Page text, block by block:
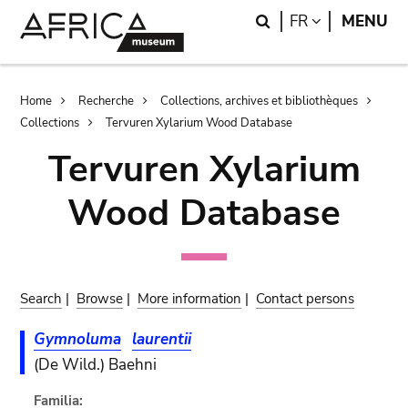
Search
FR LANGUAGE
MENU
Breadcrumb
Home Recherche
Collections, archives et bibliothèques
Collections
Tervuren Xylarium Wood Database
Tervuren Xylarium
Wood Database
Search | Browse | More information | Contact persons
Gymnoluma laurentii
(De Wild.) Baehni
Familia: